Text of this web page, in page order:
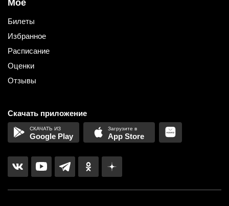
Мое
Билеты
Избранное
Расписание
Оценки
Отзывы
Скачать приложение
Google Play App Store